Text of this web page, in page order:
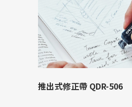
推出式修正帶 QDR-506